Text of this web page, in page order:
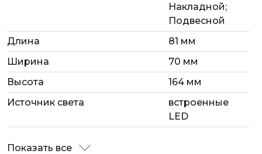
Накладной;
Подвесной
Длина
81 мм
Ширина
70 мм
Высота
164 мм
Источник света
встроенные
LED
Показать все